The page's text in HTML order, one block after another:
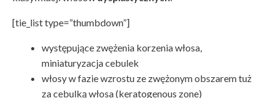
[tie_list type=”thumbdown”]
występujące zwężenia korzenia włosa,
miniaturyzacja cebulek
włosy w fazie wzrostu ze zwężonym obszarem tuż
za cebulką włosa (keratogenous zone)